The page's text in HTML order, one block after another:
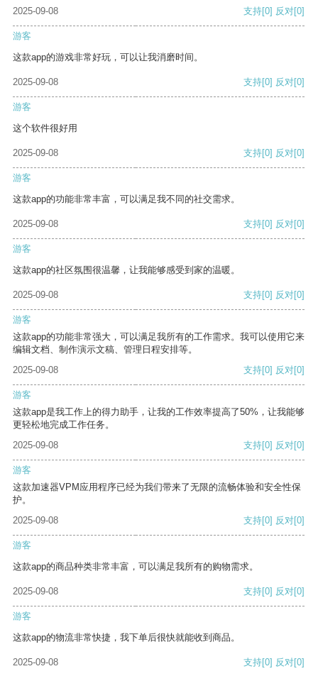
2025-09-08 支持[0] 反对[0]
游客
这款app的游戏非常好玩，可以让我消磨时间。
2025-09-08 支持[0] 反对[0]
游客
这个软件很好用
2025-09-08 支持[0] 反对[0]
游客
这款app的功能非常丰富，可以满足我不同的社交需求。
2025-09-08 支持[0] 反对[0]
游客
这款app的社区氛围很温馨，让我能够感受到家的温暖。
2025-09-08 支持[0] 反对[0]
游客
这款app的功能非常强大，可以满足我所有的工作需求。我可以使用它来
编辑文档、制作演示文稿、管理日程安排等。
2025-09-08
支持[0] 反对[0]
游客
这款app是我工作上的得力助手，让我的工作效率提高了50%，让我能够
更轻松地完成工作任务。
2025-09-08
支持[0] 反对[0]
游客
这款加速器VPM应用程序已经为我们带来了无限的流畅体验和安全性保
护。
2025-09-08
支持[0] 反对[0]
游客
这款app的商品种类非常丰富，可以满足我所有的购物需求。
2025-09-08 支持[0] 反对[0]
游客
这款app的物流非常快捷，我下单后很快就能收到商品。
2025-09-08 支持[0] 反对[0]